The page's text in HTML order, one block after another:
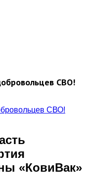
СВО!
«КовиВак»